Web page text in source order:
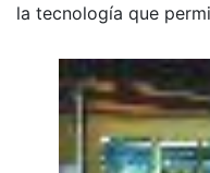
la tecnología que